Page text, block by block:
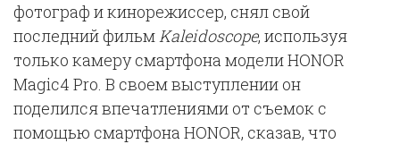
фотограф и кинорежиссер, снял свой
последний фильмKaleidoscope, используя
только камеру смартфона модели HONOR
Magic4 Pro. В своем выступлении он
поделился впечатлениями от съемок с
помощью смартфона HONOR, сказав, что